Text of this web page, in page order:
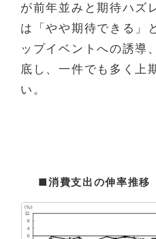
が前年並みと期待ハズ
は「やや期待できる」
ップイベントへの誘導
底し、一件でも多く上
い。
■消費支出の伸率推移